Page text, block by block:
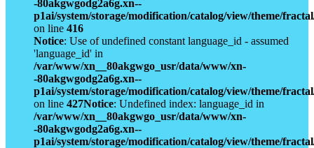
-80akgwgodg2a6g.xn--
p1ai/system/storage/modification/catalog/view/theme/
on line 416
Notice: Use of undefined constant language_id - assumed
'language_id' in
/var/www/xn__80akgwgo_usr/data/www/xn-
-80akgwgodg2a6g.xn--
p1ai/system/storage/modification/catalog/view/theme/
on line 427Notice: Undefined index: language_id in
/var/www/xn__80akgwgo_usr/data/www/xn-
-80akgwgodg2a6g.xn--
p1ai/system/storage/modification/catalog/view/theme/